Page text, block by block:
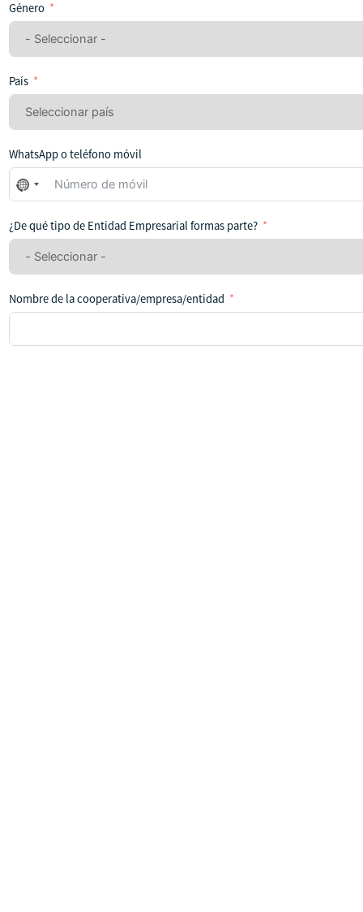
Género
País
WhatsApp o teléfono móvil
No
se
seleccionado
ningún
¿De qué tipo de Entidad Empresarial formas parte?
Nombre de la cooperativa/empresa/entidad